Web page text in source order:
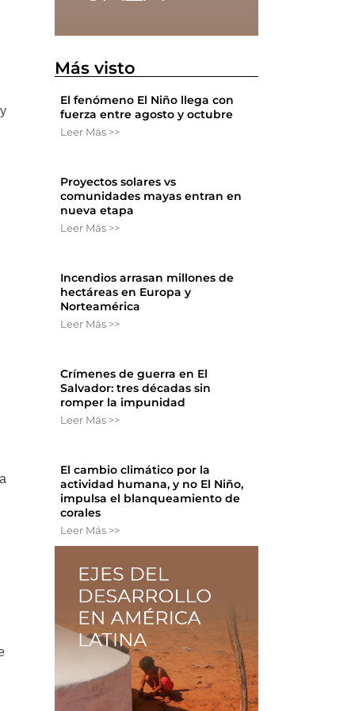
Más visto
El fenómeno El Niño llega con
fuerza entre agosto y octubre
Leer Más >>
Proyectos solares vs
comunidades mayas entran en
nueva etapa
Leer Más >>
Incendios arrasan millones de
hectáreas en Europa y
Norteamérica
Leer Más >>
Crímenes de guerra en El
Salvador: tres décadas sin
romper la impunidad
Leer Más >>
El cambio climático por la
actividad humana, y no El Niño,
impulsa el blanqueamiento de
corales
Leer Más >>